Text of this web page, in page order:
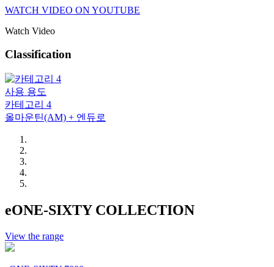
WATCH VIDEO ON YOUTUBE
Watch Video
Classification
사용 용도
카테고리 4
올마운틴(AM) + 엔듀로
eONE-SIXTY COLLECTION
View the range